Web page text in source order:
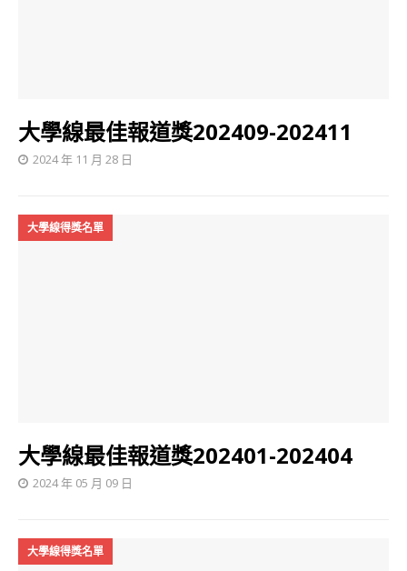
大學線最佳報道獎202409-202411
2024 年 11 月 28 日
大學線得獎名單
大學線最佳報道獎202401-202404
2024 年 05 月 09 日
大學線得獎名單